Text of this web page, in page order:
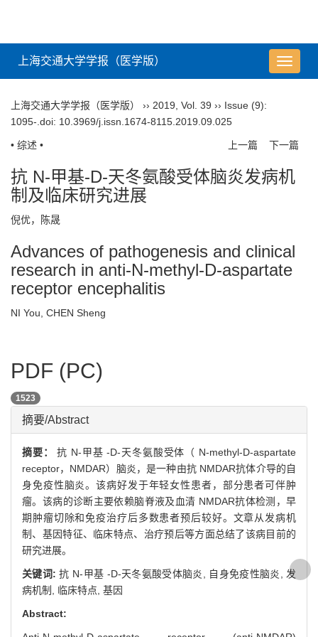
导
航
上海交通大学学报（医学版）
上海交通大学学报（医学版） ›› 2019 Vol. 39 ›› Issue (9):
1095-. doi: 10.3969/j.issn.1674-8115.2019.09.025
• 综述 • 上一篇 下一篇
抗 N-甲基-D-天冬氨酸受体脑炎发病机
制及临床研究进展
倪优，陈晟
Advances of pathogenesis and clinical
research in anti-N-methyl-D-aspartate
receptor encephalitis
NI You, CHEN Sheng
PDF (PC)
1523
摘要/Abstract
摘要：抗 N-甲基 -D-天冬氨酸受体（ N-methyl-D-aspartate
receptor，NMDAR）脑炎，是一种由抗 NMDAR抗体介导的自
身免疫性脑炎。该病好发于年轻女性患者，部分患者可伴肿
瘤。该病的诊断主要依赖脑脊液及血清 NMDAR抗体检测，早
期肿瘤切除和免疫治疗后多数患者预后较好。文章从发病机
制、基因特征、临床特点、治疗预后等方面总结了该病目前的
研究进展。
关键词:抗 N-甲基 -D-天冬氨酸受体脑炎, 自身免疫性脑炎, 发
病机制, 临床特点, 基因
Abstract: